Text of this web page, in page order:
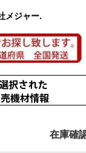
メジャー.
在庫確